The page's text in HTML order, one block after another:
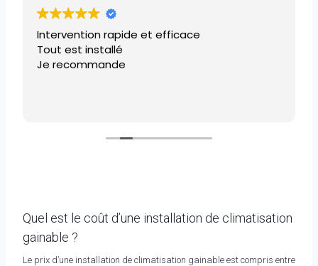
Intervention rapide et efficace
Tout est installé
Je recommande
Quel est le coût d’une installation de climatisation
gainable ?
Le prix d’une installation de climatisation gainable est compris entre